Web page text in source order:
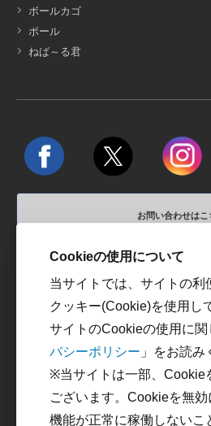
ボールカゴ
ボール
ねば～る君
お問い合わせはこ
営業時間 平日10:00～18:00 / 定
運営会社
基づく表記
Cookieの使用について
当サイトでは、サイトの利
クッキー(Cookie)を使用し
サイトのCookieの使用に関
バシーポリシー 」をお読み
※当サイトは一部、Cookie
ございます。Cookieを無
機能が正常に稼働しないこ